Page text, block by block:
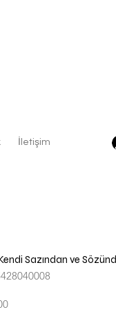
İletişim
Sazından ve
İndirimli